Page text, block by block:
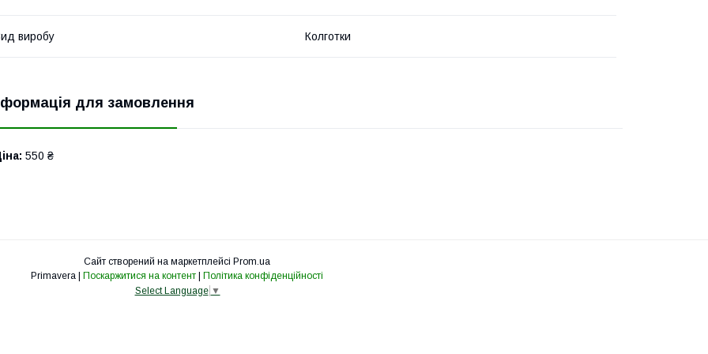
виробу Колготки
для замовлення
550 ₴
Сайт створений на маркетплейсі Prom.ua
Primavera | Поскаржитися на контент | Політика конфіденційності
Select Language ▼